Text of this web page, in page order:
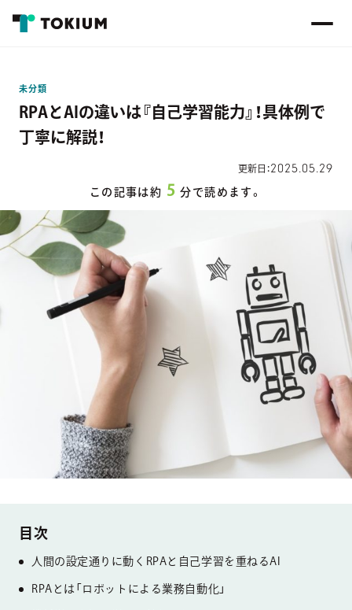
未分類
RPAとAIの違いは『自己学習能力』！具体例で
丁寧に解説！
更新日：2025.05.29
この記事は約 5分で読めます。
人間の設定通りに動くRPAと自己学習を重ねるAI
RPAとは「ロボットによる業務自動化」